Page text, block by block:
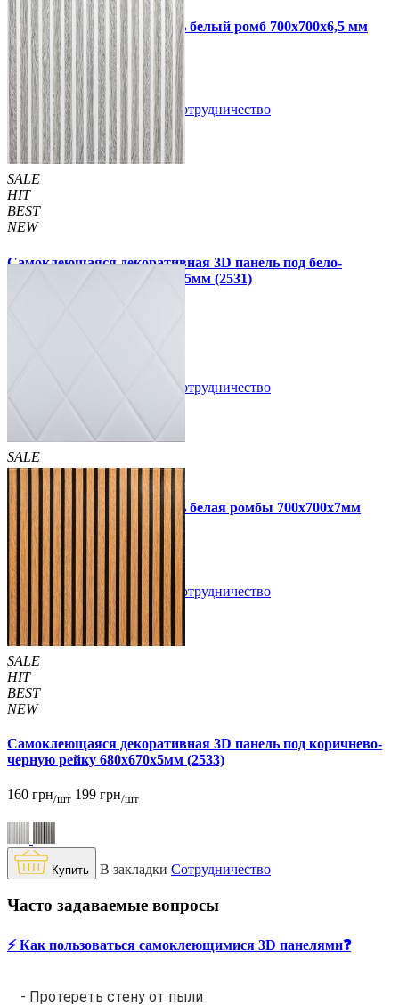
Самоклеющаяся 3D панель белый ромб 700x700x6,5 мм
109 грн /шт 210 грн /шт
Купить В закладки Сотрудничество
SALE
HIT
BEST
NEW
Самоклеющаяся декоративная 3D панель под бело-
серебряную рейку 680x670x5мм (2531)
Сотрудничество
SALE
HIT
Самоклеющаяся 3D панель белая ромбы 700x700x7мм
109 грн /шт 160 грн
Купить В закладки Сотрудничество
SALE
HIT
BEST
NEW
Самоклеющаяся декоративная 3D панель под коричнево-
черную рейку 680x670x5мм (2533)
160 грн/шт 199 грн/шт
Купить В закладки Сотрудничество
Часто задаваемые вопросы
⚡️ Как пользоваться самоклеющимися 3D панелями❓
- Протереть стену от пыли